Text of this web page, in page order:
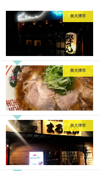
泉大津市
泉大津市
泉大津市